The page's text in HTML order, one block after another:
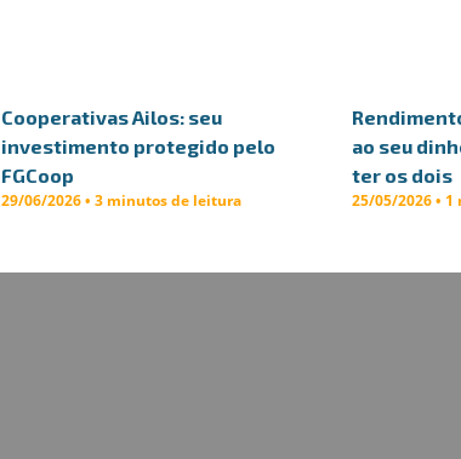
Cooperativas Ailos: seu
investimento protegido pelo
FGCoop
29/06/2026 • 3 minutos de leitura
ao seu
ter os dois
25/05/2026 •